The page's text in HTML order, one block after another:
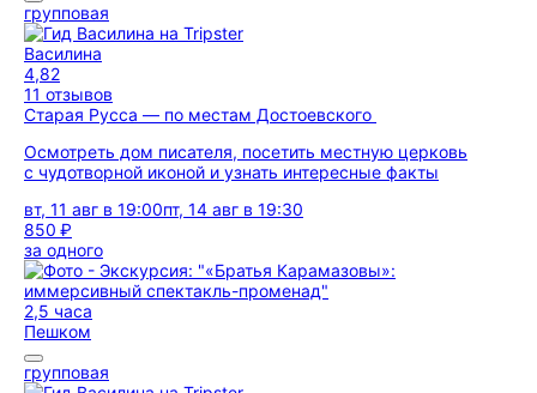
групповая
Василина
4,82
11 отзывов
Старая Русса — по местам Достоевского
Осмотреть дом писателя, посетить местную церковь
с чудотворной иконой и узнать интересные факты
вт, 11 авг в 19:00пт, 14 авг в 19:30
850 ₽
за одного
2,5 часа
Пешком
групповая